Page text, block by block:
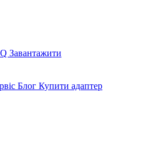
Завантажити
Блог Купити адаптер